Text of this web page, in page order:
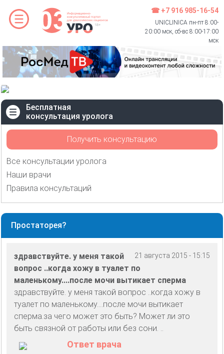
☎ +7 916 985-16-54
UNICLINICA пн-пт 8:00-
20:00 мск, сб-вс 8:00-17:00
мск
Бесплатная
консультация уролога
Получить консультацию
Все консультации уролога
Наши врачи
Правила консультаций
Простаторея?
21 августа 2015 - 15:15
здравствуйте. у меня такой
вопрос ..когда хожу в туалет по
маленькому....после мочи вытикает сперма
здравствуйте. у меня такой вопрос ..когда хожу в
туалет по маленькому....после мочи вытикает
сперма.за чего может это быть? Может ли это
быть связной от работы или без сони. ..
Ответ врача